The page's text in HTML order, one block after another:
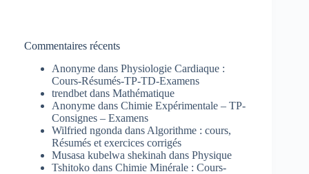
Commentaires récents
Anonyme dans Physiologie Cardiaque :
Cours-Résumés-TP-TD-Examens
trendbet dans Mathématique
Anonyme dans Chimie Expérimentale – TP-
Consignes – Examens
Wilfried ngonda dans Algorithme : cours,
Résumés et exercices corrigés
Musasa kubelwa shekinah dans Physique
Tshitoko dans Chimie Minérale : Cours-